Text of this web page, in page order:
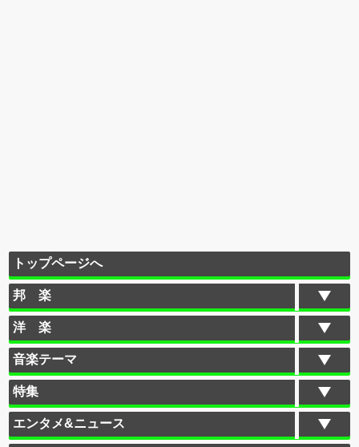
トップページへ
邦 楽
洋 楽
音楽テーマ
特集
エンタメ&ニュース